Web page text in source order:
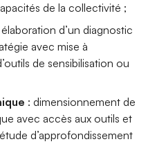
de la collectivité ;
élaboration d’un diagnostic
avec mise à
de sensibilisation ou
: dimensionnement de
avec accès aux outils et
d’approfondissement